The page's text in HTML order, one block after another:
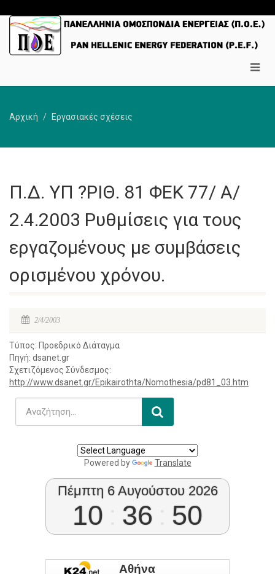
Αρχική Εργασιακές σχέσεις
Π.Δ. ΥΠ ?ΡΙΘ. 81 ΦΕΚ 77/ Α/
2.4.2003 Ρυθμίσεις για τους
εργαζομένους με συμβάσεις
ορισμένου χρόνου.
2/4/2003
Τύπος: Προεδρικό Διάταγμα
Πηγή: dsanet.gr
Σχετιζόμενος Σύνδεσμος:
http://www.dsanet.gr/Epikairothta/Nomothesia/pd81_03.htm
Powered by Translate
Πέμπτη 6 Αυγούστου 2026
10 36 50